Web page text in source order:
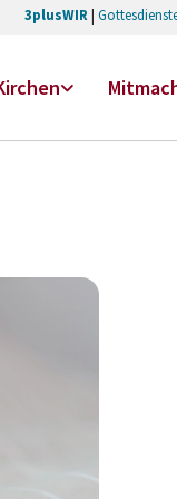
3plusWIR|